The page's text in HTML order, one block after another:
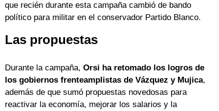
que recién durante esta campaña cambió de bando
político para militar en el conservador Partido Blanco.
Las propuestas
Durante la campaña, Orsi ha retomado los logros de
los gobiernos frenteamplistas de Vázquez y Mujica,
además de que sumó propuestas novedosas para
reactivar la economía, mejorar los salarios y la